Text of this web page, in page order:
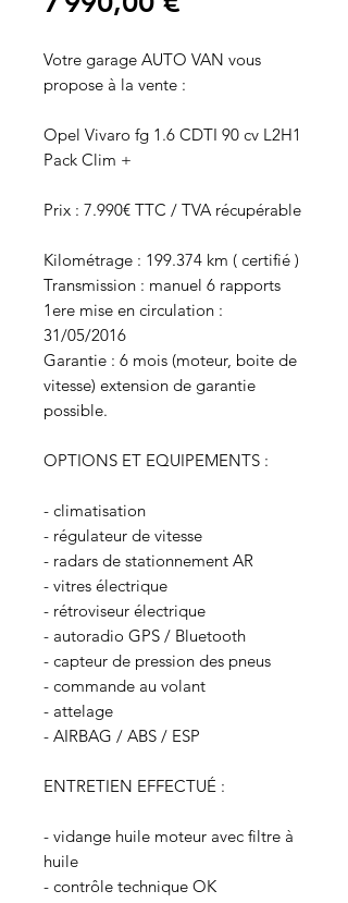
Votre garage AUTO VAN vous
propose à la vente :
Opel Vivaro fg 1.6 CDTI 90 cv L2H1
Pack Clim +
Prix : 7.990€ TTC / TVA récupérable
Kilométrage : 199.374 km ( certifié )
Transmission : manuel 6 rapports
1ere mise en circulation :
31/05/2016
Garantie : 6 mois (moteur, boite de
vitesse) extension de garantie
possible.
OPTIONS ET EQUIPEMENTS :
- climatisation
- régulateur de vitesse
- radars de stationnement AR
- vitres électrique
- rétroviseur électrique
- autoradio GPS / Bluetooth
- capteur de pression des pneus
- commande au volant
- attelage
- AIRBAG / ABS / ESP
ENTRETIEN EFFECTUÉ :
- vidange huile moteur avec filtre à
huile
- contrôle technique OK